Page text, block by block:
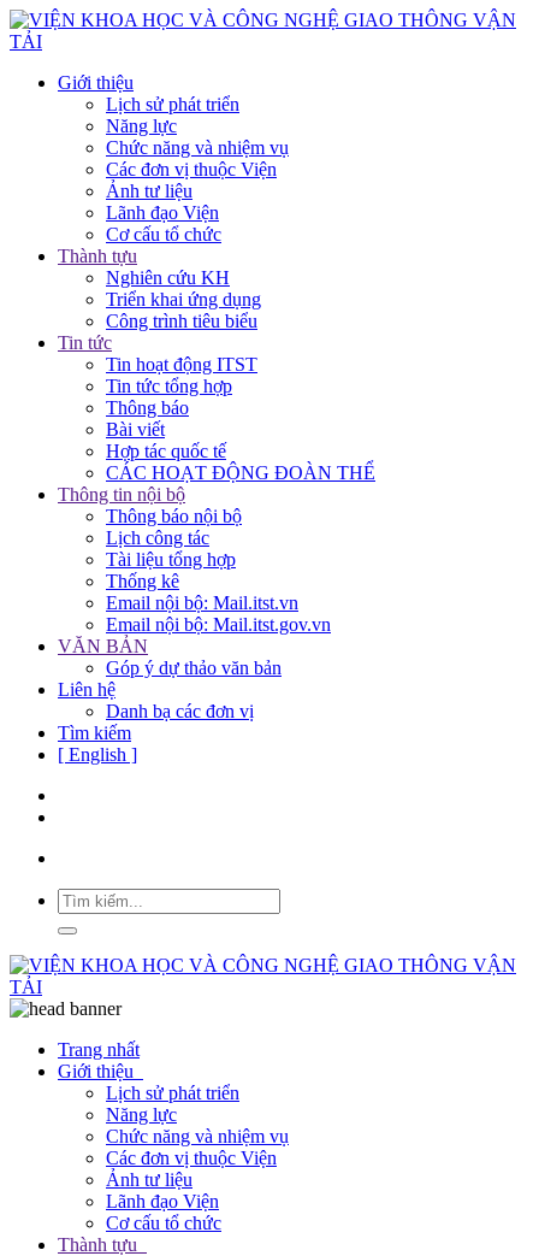
Giới thiệu
Lịch sử phát triển
Năng lực
Chức năng và nhiệm vụ
Các đơn vị thuộc Viện
Ảnh tư liệu
Lãnh đạo Viện
Cơ cấu tổ chức
Thành tựu
Nghiên cứu KH
Triển khai ứng dụng
Công trình tiêu biểu
Tin tức
Tin hoạt động ITST
Tin tức tổng hợp
Thông báo
Bài viết
Hợp tác quốc tế
CÁC HOẠT ĐỘNG ĐOÀN THỂ
Thông tin nội bộ
Thông báo nội bộ
Lịch công tác
Tài liệu tổng hợp
Thống kê
Email nội bộ: Mail.itst.vn
Email nội bộ: Mail.itst.gov.vn
VĂN BẢN
Góp ý dự thảo văn bản
Liên hệ
Danh bạ các đơn vị
Tìm kiếm
[ English ]
Trang nhất
Giới thiệu
Lịch sử phát triển
Năng lực
Chức năng và nhiệm vụ
Các đơn vị thuộc Viện
Ảnh tư liệu
Lãnh đạo Viện
Cơ cấu tổ chức
Thành tựu